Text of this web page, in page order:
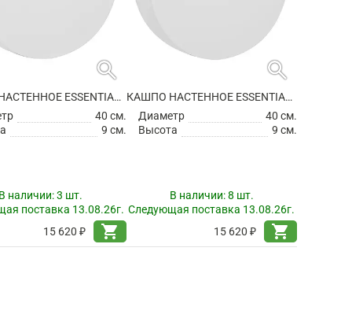
search
КАШПО НАСТЕННОЕ ESSENTIAL WALLY HANGING S GLOSSY WHITE
40 см.
9 см.
наличии:3 шт.
поставка 13.08.26г.
15 620 ₽
shopping_cart
search
КАШПО НАСТЕННОЕ ESSENTIAL WALLY HANGING S MATT WHITE
Диаметр
40 см.
Высота
9 см.
В наличии:8 шт.
Следующая поставка 13.08.26г.
15 620 ₽
shopping_cart